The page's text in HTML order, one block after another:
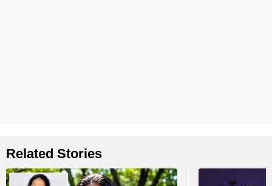
Related Stories